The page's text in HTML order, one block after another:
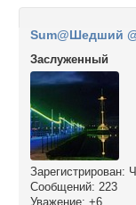
Sum@Шедший
Заслуженный
Зарегистрирован:
Сообщений: 223
Уважение: +6